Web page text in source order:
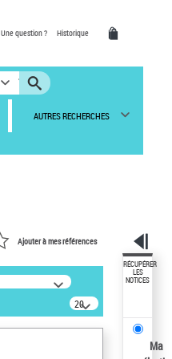
Une question ? Historique
AUTRES RECHERCHES
Ajouter à mes références
20
résultats/page
RÉCUPÉRER
LES
NOTICES
Ma